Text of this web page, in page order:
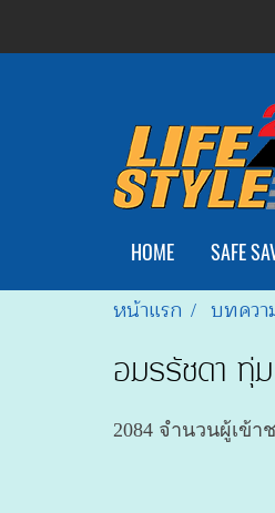
HOME SAFE
หน้าแรก บทคว
อมรรัชดา ทุ่
2084 จำนวนผู้เข้า